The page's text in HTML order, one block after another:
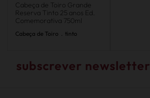
Cabeça de Toiro Grande
Reserva Tinto 25 anos Ed.
Comemorativa 750ml
Cabeça de Toiro . tinto
subscrever newsletter